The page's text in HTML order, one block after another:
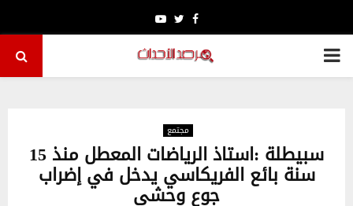
Facebook
Twitter
Youtube
PRIMARY
مجتمع
سبيطلة :استاذ الرياضات المعطل منذ 15
سنة بائع الفريكاسي يدخل في إضراب
جوع وحشي